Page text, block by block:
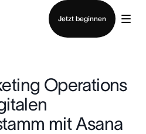
Jetzt beginnen
kontaktieren
Operations
mit Asana